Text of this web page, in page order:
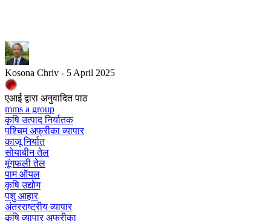
Kosona Chriv - 5 April 2025
एआई द्वारा अनुवादित पाठ
mms a group
कृषि उत्पाद निर्यातक
पश्चिम अफ्रीका व्यापार
काजू निर्यात
सोयाबीन तेल
मूंगफली तेल
पाम ऑयल
कृषि उद्योग
पशु आहार
अंतरराष्ट्रीय व्यापार
कृषि व्यापार अफ्रीका